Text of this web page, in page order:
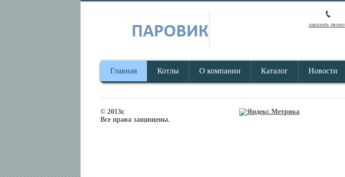
заказать
Главная Котлы О компании Каталог Новости
© 2013г.
Все права защищены.